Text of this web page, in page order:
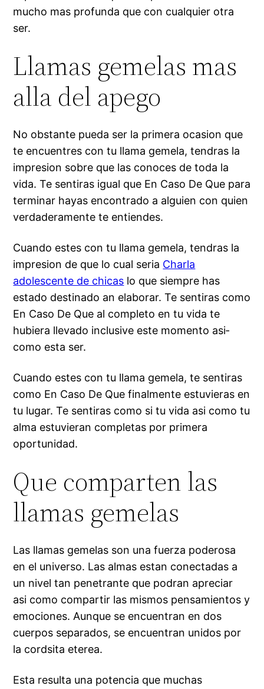
mucho mas profunda que con cualquier otra
ser.
Llamas gemelas mas
alla del apego
No obstante pueda ser la primera ocasion que
te encuentres con tu llama gemela, tendras la
impresion sobre que las conoces de toda la
vida. Te sentiras igual que En Caso De Que para
terminar hayas encontrado a alguien con quien
verdaderamente te entiendes.
Cuando estes con tu llama gemela, tendras la
impresion de que lo cual seri­a Charla
adolescente de chicas lo que siempre has
estado destinado an elaborar. Te sentiras como
En Caso De Que al completo en tu vida te
hubiera llevado inclusive este momento asi­
como esta ser.
Cuando estes con tu llama gemela, te sentiras
como En Caso De Que finalmente estuvieras en
tu lugar. Te sentiras como si tu vida asi­ como tu
alma estuvieran completas por primera
oportunidad.
Que comparten las
llamas gemelas
Las llamas gemelas son una fuerza poderosa
en el universo. Las almas estan conectadas a
un nivel tan penetrante que podran apreciar
asi­ como compartir las mismos pensamientos y
emociones. Aunque se encuentran en dos
cuerpos separados, se encuentran unidos por
la cordsita eterea.
Esta resulta una potencia que muchas